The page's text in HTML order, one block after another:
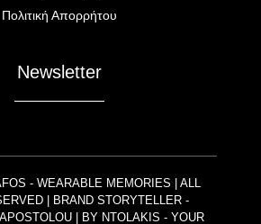
Πολιτική Απορρήτου
Newsletter
- WEARABLE MEMORIES | ALL
| BRAND STORYTELLER -
| BY NTOLAKIS - YOUR